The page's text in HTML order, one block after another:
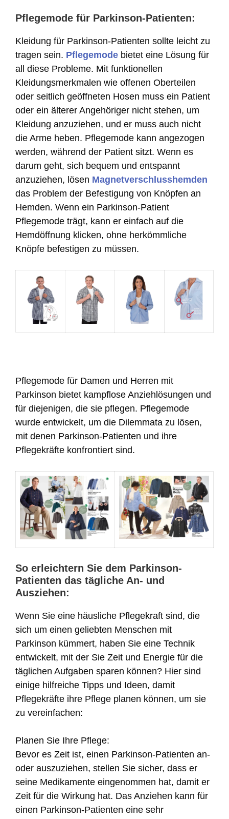
Pflegemode für Parkinson-Patienten:
Kleidung für Parkinson-Patienten sollte leicht zu
tragen sein. Pflegemode bietet eine Lösung für
all diese Probleme. Mit funktionellen
Kleidungsmerkmalen wie offenen Oberteilen
oder seitlich geöffneten Hosen muss ein Patient
oder ein älterer Angehöriger nicht stehen, um
Kleidung anzuziehen, und er muss auch nicht
die Arme heben. Pflegemode kann angezogen
werden, während der Patient sitzt. Wenn es
darum geht, sich bequem und entspannt
anzuziehen, lösen Magnetverschlusshemden
das Problem der Befestigung von Knöpfen an
Hemden. Wenn ein Parkinson-Patient
Pflegemode trägt, kann er einfach auf die
Hemdöffnung klicken, ohne herkömmliche
Knöpfe befestigen zu müssen.
Pflegemode für Damen und Herren mit
Parkinson bietet kampflose Anziehlösungen und
für diejenigen, die sie pflegen. Pflegemode
wurde entwickelt, um die Dilemmata zu lösen,
mit denen Parkinson-Patienten und ihre
Pflegekräfte konfrontiert sind.
So erleichtern Sie dem Parkinson-
Patienten das tägliche An- und
Ausziehen:
Wenn Sie eine häusliche Pflegekraft sind, die
sich um einen geliebten Menschen mit
Parkinson kümmert, haben Sie eine Technik
entwickelt, mit der Sie Zeit und Energie für die
täglichen Aufgaben sparen können? Hier sind
einige hilfreiche Tipps und Ideen, damit
Pflegekräfte ihre Pflege planen können, um sie
zu vereinfachen:
Planen Sie Ihre Pflege:
Bevor es Zeit ist, einen Parkinson-Patienten an-
oder auszuziehen, stellen Sie sicher, dass er
seine Medikamente eingenommen hat, damit er
Zeit für die Wirkung hat. Das Anziehen kann für
einen Parkinson-Patienten eine sehr